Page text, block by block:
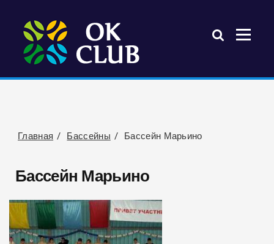
Главная Бассейны Бассейн Марьино
Бассейн Марьино